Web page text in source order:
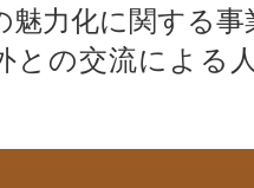
魅力化に関する事
との交流による